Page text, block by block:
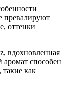
превалируют
оттенки
вдохновленная
способен
такие как